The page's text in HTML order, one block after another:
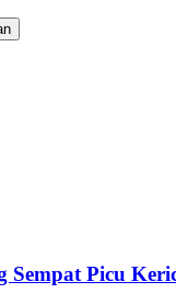
Sempat Picu